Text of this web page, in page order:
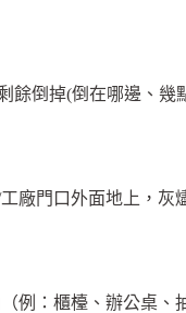
餘倒掉(倒在哪邊、幾
廠門口外面地上，灰
例：櫃檯、辦公桌、